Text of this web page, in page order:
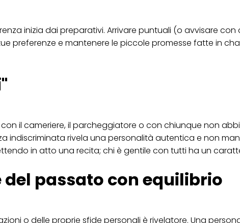
inizia dai preparativi. Arrivare puntuali (o avvisare con
preferenze e mantenere le piccole promesse fatte in
il cameriere, il parcheggiatore o con chiunque non
indiscriminata rivela una personalità autentica e non
in atto una recita; chi è gentile con tutti ha un
passato con equilibrio
o delle proprie sfide personali è rivelatore. Una